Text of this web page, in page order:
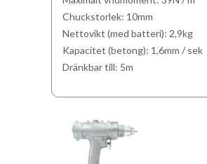
Chuckstorlek: 10mm
Nettovikt (med batteri): 2,9kg
Kapacitet (betong): 1,6mm / sek
Dränkbar till: 5m